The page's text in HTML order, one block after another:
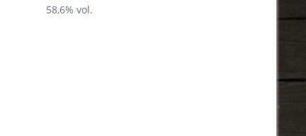
58,6% vol.